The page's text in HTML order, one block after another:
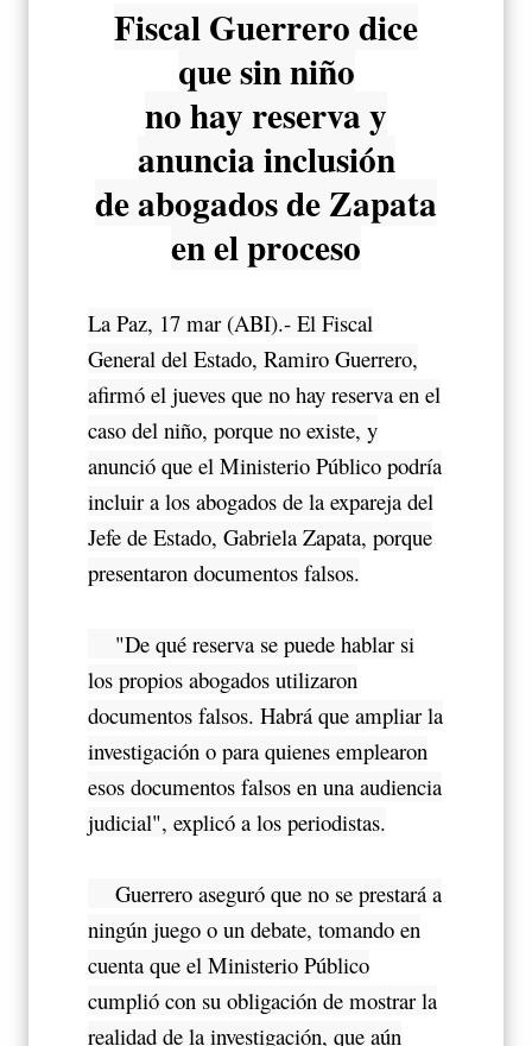
Fiscal Guerrero dice
que sin niño
no hay reserva y
anuncia inclusión
de abogados de Zapata
en el proceso
La Paz, 17 mar (ABI).- El Fiscal
General del Estado, Ramiro Guerrero,
afirmó el jueves que no hay reserva en el
caso del niño, porque no existe, y
anunció que el Ministerio Público podría
incluir a los abogados de la expareja del
Jefe de Estado, Gabriela Zapata, porque
presentaron documentos falsos.
"De qué reserva se puede hablar si
los propios abogados utilizaron
documentos falsos. Habrá que ampliar la
investigación o para quienes emplearon
esos documentos falsos en una audiencia
judicial", explicó a los periodistas.
Guerrero aseguró que no se prestará a
ningún juego o un debate, tomando en
cuenta que el Ministerio Público
cumplió con su obligación de mostrar la
realidad de la investigación, que aún